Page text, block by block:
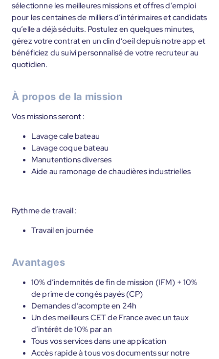
sélectionne les meilleures missions et offres d’emploi
pour les centaines de milliers d’intérimaires et candidats
qu’elle a déjà séduits. Postulez en quelques minutes,
gérez votre contrat en un clin d’oeil depuis notre app et
bénéficiez du suivi personnalisé de votre recruteur au
quotidien.
À propos de la mission
Vos missions seront :
Lavage cale bateau
Lavage coque bateau
Manutentions diverses
Aide au ramonage de chaudières industrielles
Rythme de travail :
Travail en journée
Avantages
10% d’indemnités de fin de mission (IFM) + 10%
de prime de congés payés (CP)
Demandes d’acompte en 24h
Un des meilleurs CET de France avec un taux
d’intérêt de 10% par an
Tous vos services dans une application
Accès rapide à tous vos documents sur notre